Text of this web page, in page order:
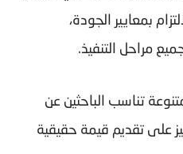
بمعايير الجودة،
مراحل التنفيذ.
تناسب الباحثين عن
على تقديم قيمة حقيقية